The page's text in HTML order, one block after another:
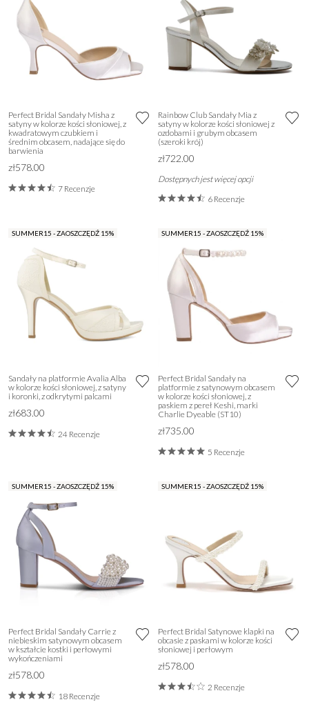
Perfect Bridal Sandały Misha z
satyny w kolorze kości słoniowej, z
kwadratowym czubkiem i
średnim obcasem, nadające się do
barwienia
zł578.00
7 Recenzje
Rainbow Club Sandały Mia z
satyny w kolorze kości słoniowej z
ozdobami i grubym obcasem
(szeroki krój)
zł722.00
Dostępnych jest więcej opcji
6 Recenzje
SUMMER15 - ZAOSZCZĘDŹ 15%
Sandały na platformie Avalia Alba
w kolorze kości słoniowej, z satyny
i koronki, z odkrytymi palcami
zł683.00
24 Recenzje
SUMMER15 - ZAOSZCZĘDŹ 15%
Perfect Bridal Sandały na
platformie z satynowym obcasem
w kolorze kości słoniowej, z
paskiem z pereł Keshi, marki
Charlie Dyeable (ST10)
zł735.00
5 Recenzje
SUMMER15 - ZAOSZCZĘDŹ 15%
Perfect Bridal Sandały Carrie z
niebieskim satynowym obcasem
w kształcie kostki i perłowymi
wykończeniami
zł578.00
18 Recenzje
SUMMER15 - ZAOSZCZĘDŹ 15%
Perfect Bridal Satynowe klapki na
obcasie z paskami w kolorze kości
słoniowej i perłowym
zł578.00
2 Recenzje